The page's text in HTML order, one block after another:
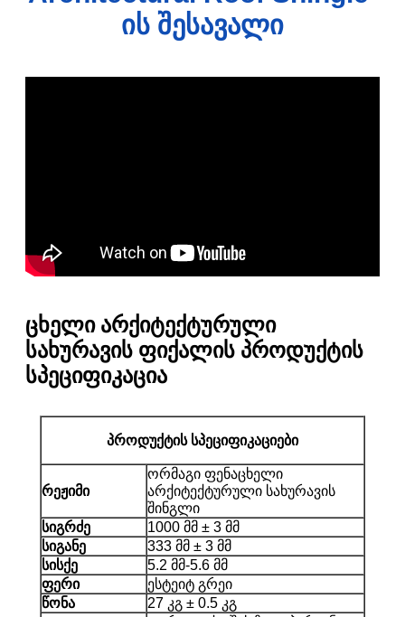
ის შესავალი
ცხელი არქიტექტურული
სახურავის ფიქალის პროდუქტის
სპეციფიკაცია
პროდუქტის სპეციფიკაციები
რეჟიმი
ორმაგი ფენაცხელი
არქიტექტურული სახურავის
შინგლი
სიგრძე
1000 მმ ± 3 მმ
სიგანე
333 მმ ± 3 მმ
სისქე
5.2 მმ-5.6 მმ
ფერი
ესტეიტ გრეი
წონა
27 კგ ± 0.5 კგ